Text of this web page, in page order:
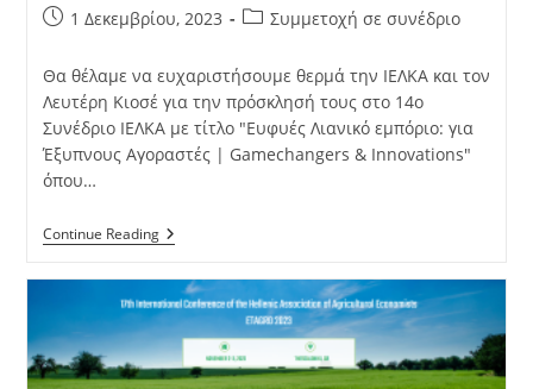
1 Δεκεμβρίου, 2023 Συμμετοχή σε συνέδριο
Θα θέλαμε να ευχαριστήσουμε θερμά την ΙΕΛΚΑ και τον
Λευτέρη Κιοσέ για την πρόσκλησή τους στο 14ο
Συνέδριο ΙΕΛΚΑ με τίτλο "Ευφυές Λιανικό εμπόριο: για
Έξυπνους Αγοραστές | Gamechangers & Innovations"
όπου…
Continue Reading